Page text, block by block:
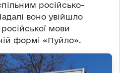
російсько-
воно увійшло
мови
формі «Пуйло».